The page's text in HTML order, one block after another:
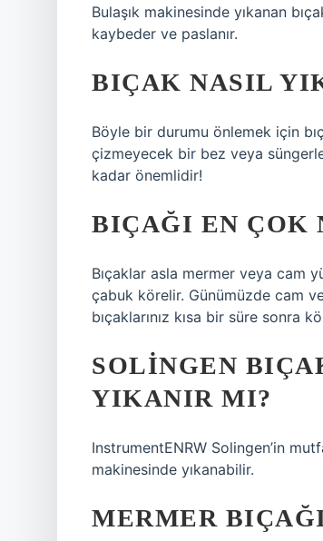
Bulaşık makinesinde yıkanan
kaybeder ve paslanır.
BIÇAK NASIL
Böyle bir durumu önlemek için
çizmeyecek bir bez veya
kadar önemlidir!
BIÇAĞI EN ÇOK
Bıçaklar asla mermer veya cam
çabuk körelir. Günümüzde cam
bıçaklarınız kısa bir süre sonra
SOLINGEN
YIKANIR MI?
InstrumentENRW Solingen’in
makinesinde yıkanabilir.
MERMER